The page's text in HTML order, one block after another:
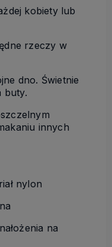
kobiety lub
rzeczy w
dno. Świetnie
buty.
innych
nylon
na